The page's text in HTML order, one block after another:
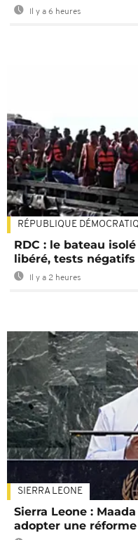
Il y a 6 heures
RÉPUBLIQUE
RDC : le bateau
libéré, tests négatifs
Il y a 2 heures
SIERRA LEONE
Sierra Leone :
adopter une